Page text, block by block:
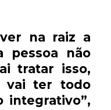
na raiz a
pessoa não
tratar isso,
vai ter todo
integrativo”,